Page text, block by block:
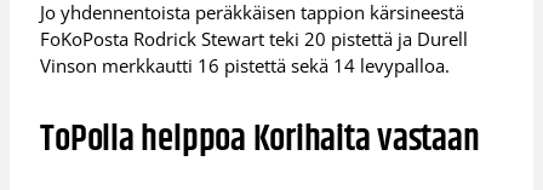
Jo yhdennentoista peräkkäisen tappion kärsineestä
FoKoPosta Rodrick Stewart teki 20 pistettä ja Durell
Vinson merkkautti 16 pistettä sekä 14 levypalloa.
ToPolla helppoa Korihaita vastaan